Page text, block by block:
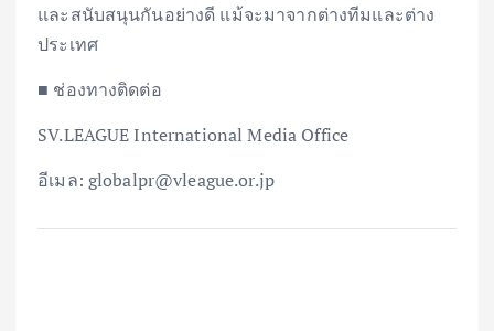
และสนับสนุนกันอย่างดี แม้จะมาจากต่างทีมและต่าง
ประเทศ
■ ช่องทางติดต่อ
SV.LEAGUE International Media Office
อีเมล: globalpr@vleague.or.jp